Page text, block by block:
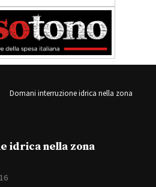
Domani interruzione idrica nella zona
idrica nella zona